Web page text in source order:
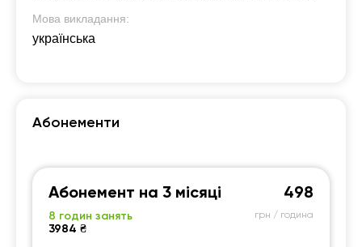
Мова викладання:
українська
Абонементи
Абонемент на 3 місяці
8 годин занять
3984 ₴
498
грн / година